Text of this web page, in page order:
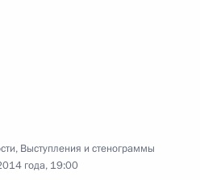
, Выступления и стенограммы
года, 19:00